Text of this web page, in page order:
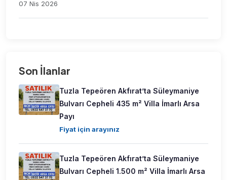
07 Nis 2026
Son İlanlar
Tuzla Tepeören Akfırat’ta Süleymaniye
Bulvarı Cepheli 435 m² Villa İmarlı Arsa
Payı
Fiyat için arayınız
Tuzla Tepeören Akfırat’ta Süleymaniye
Bulvarı Cepheli 1.500 m² Villa İmarlı Arsa